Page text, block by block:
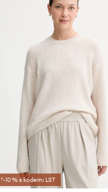
*-10 % s kódem: LST